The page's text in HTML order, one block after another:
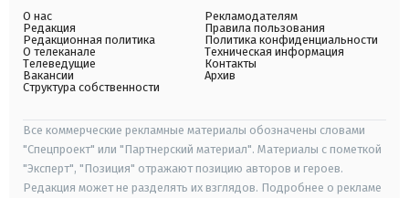
О нас
Редакция
Редакционная политика
О телеканале
Телеведущие
Вакансии
Структура собственности
Рекламодателям
Правила пользования
Политика конфиденциальности
Техническая информация
Контакты
Архив
Все коммерческие рекламные материалы обозначены словами
"Спецпроект" или "Партнерский материал". Материалы с пометкой
"Эксперт", "Позиция" отражают позицию авторов и героев.
Редакция может не разделять их взглядов. Подробнее о рекламе